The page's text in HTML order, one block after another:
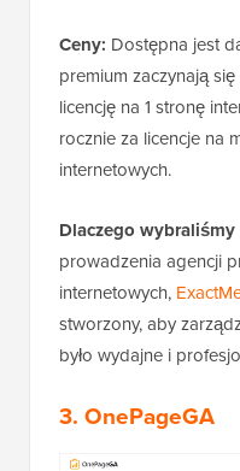
Ceny: Dostępna jest
premium zaczynają
licencję na 1 stronę
rocznie za licencje na
internetowych.
Dlaczego wybraliśmy
prowadzenia agencji
internetowych,
stworzony, aby
było wydajne i
3. OnePageGA